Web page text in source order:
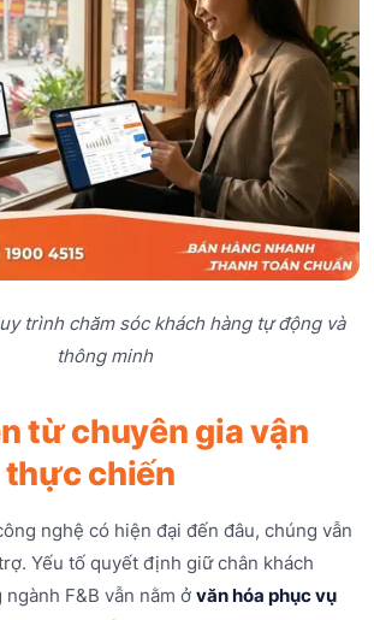
trình chăm sóc khách hàng tự động và
thông minh
từ chuyên gia vận
thực chiến
nghệ có hiện đại đến đâu, chúng vẫn
Yếu tố quyết định giữ chân khách
F&B vẫn nằm ở văn hóa phục vụ